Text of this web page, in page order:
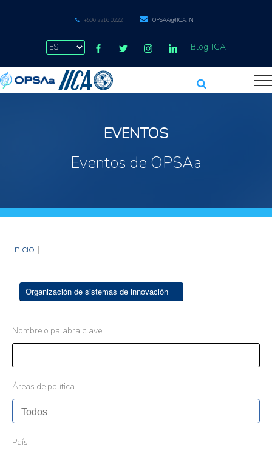
+506 2216 0222 OPSAA@IICA.INT
Blog IICA
EVENTOS
Eventos de OPSAa
Inicio |
Organización de sistemas de innovación
Nombre o palabra clave
Áreas de política
País